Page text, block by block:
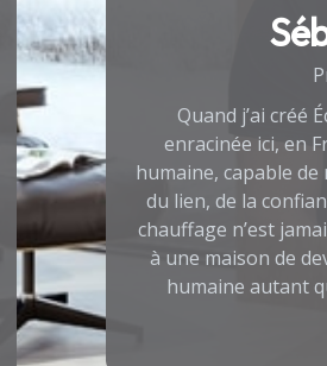
Quand j’ai créé
enracinée ici, en
humaine, capable
du lien, de la
chauffage n’est
à une maison de
humaine autant